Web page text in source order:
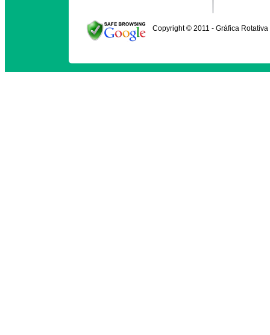
Copyright © 2011 - Gráfica